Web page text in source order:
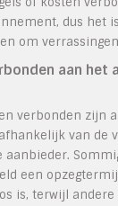
dus het
om
aan het
verbonden zijn
van de
aanbieder.
een
is, terwijl